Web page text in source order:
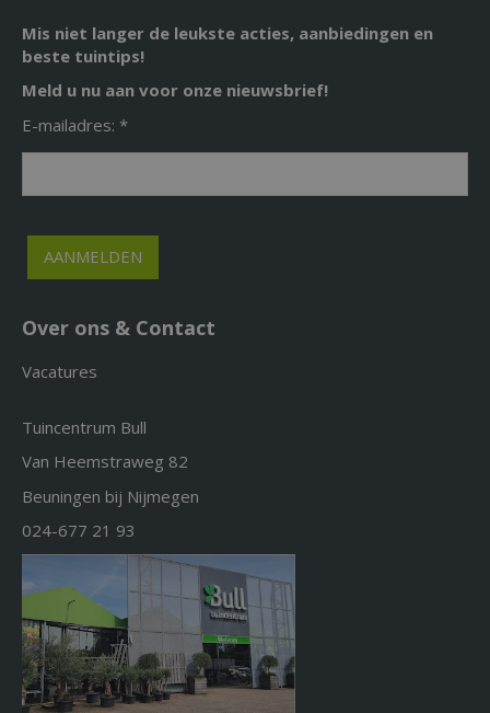
Mis niet langer de leukste acties, aanbiedingen en
beste tuintips!
Meld u nu aan voor onze nieuwsbrief!
E-mailadres: *
Over ons & Contact
Vacatures
Tuincentrum Bull
Van Heemstraweg 82
Beuningen bij Nijmegen
024-677 21 93